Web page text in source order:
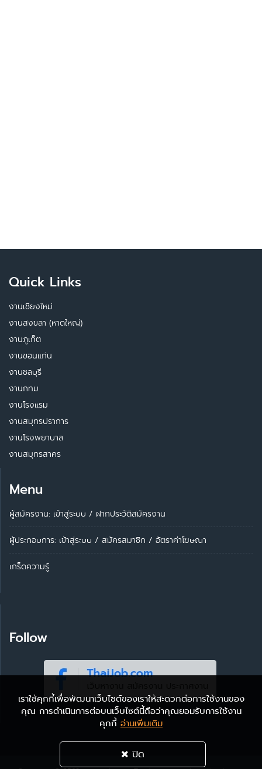
Quick Links
งานเชียงใหม่
งานสงขลา (หาดใหญ่)
งานภูเก็ต
งานขอนแก่น
งานชลบุรี
งานกทม
งานโรงแรม
งานสมุทรปราการ
งานโรงพยาบาล
งานสมุทรสาคร
Menu
ผู้สมัครงาน: เข้าสู่ระบบ / ฝากประวัติสมัครงาน
ผู้ประกอบการ: เข้าสู่ระบบ / สมัครสมาชิก / อัตราค่าโฆษณา
เกร็ดความรู้
Follow
เราใช้คุกกี้เพื่อพัฒนาเว็บไซต์ของเราให้สะดวกต่อการใช้งานของ
คุณ การดำเนินการต่อบนเว็บไซต์นี้ถือว่าคุณยอมรับการใช้งาน
คุกกี้ อ่านเพิ่มเติม
ปิด